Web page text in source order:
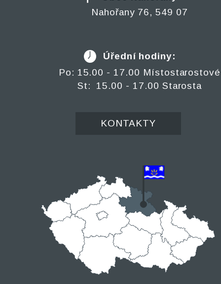
Nahořany 76, 549 07
Úřední hodiny:
Po: 15.00 - 17.00 Místostarostové
St: 15.00 - 17.00 Starosta
KONTAKTY